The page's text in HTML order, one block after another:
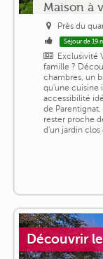
Maison à
Près du
Séjour de 19
Exclusivité
famille ?
chambres, un
qu'une cuisine
accessibilité
de
rester proche
d'un jardin clos
Découvrir